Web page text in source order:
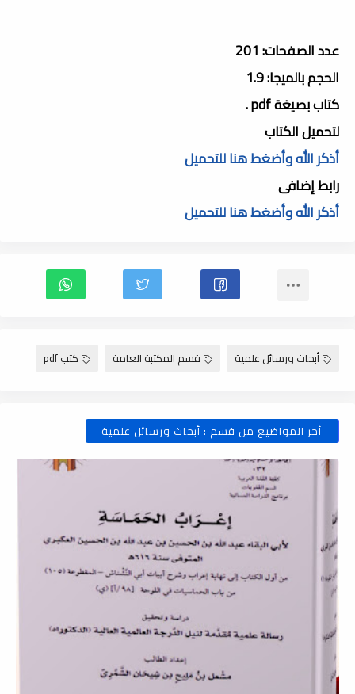
عدد الصفحات: 201
الحجم بالميجا: 1.9
كتاب بصيغة pdf .
لتحميل الكتاب
أذكر الله وأضغط هنا للتحميل
رابط إضافى
أذكر الله وأضغط هنا للتحميل
أبحاث ورسائل علمية قسم المكتبة العامة كتب pdf
أخر المواضيع من قسم : أبحاث ورسائل علمية